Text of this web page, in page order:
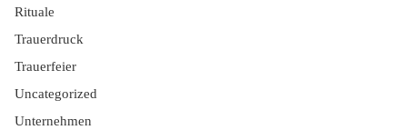
Rituale
Trauerdruck
Trauerfeier
Uncategorized
Unternehmen